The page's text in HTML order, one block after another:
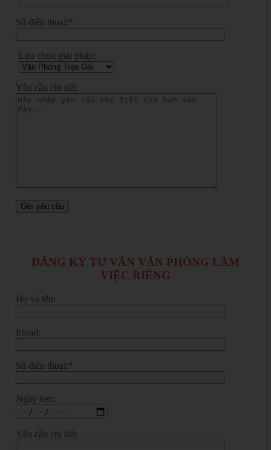
Số điện thoại:*
Lựa chọn giải pháp:
Yêu cầu chi tiết:
ĐĂNG KÝ TƯ VẤN VĂN PHÒNG LÀM
VIỆC RIÊNG
Họ và tên:
Email:
Số điện thoại:*
Ngày hẹn:
Yêu cầu chi tiết: